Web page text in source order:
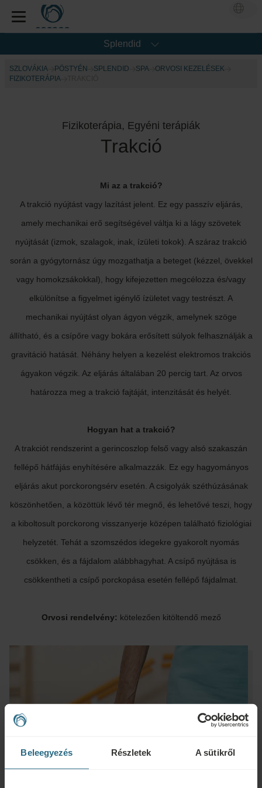
Beleegyezés Részletek A sütikről
Splendid
SZLOVÁKIA PÖSTYÉN SPLENDID SPA
ORVOSI KEZELÉSEK
FIZIKOTERÁPIA
Fizikoterápia, Egyéni terápiák
Trakció
Mi az a trakció?
A trakció nyújtást vagy lazítást jelent. Ez egy passzív eljárás,
amely mechanikai erő segítségével váltja ki a lágy szövetek
nyújtását (izmok, szalagok, inak, ízületi tokok). A száraz trakció
során a gyógytornász úgy mozgathatja a beteget (kézzel, övekkel
vagy homokzsákokkal), hogy kifejezetten megcélozza és/vagy
elkülönítse a figyelmet igénylő ízületet vagy testrészt. A
mechanikai nyújtást olyan ágyon végzik, amelynek szöge
állítható, és a csípőre vagy bokára erősített súlyok felhasználják a
gravitáció hatását. Néhány helyen a kezelést elektromos trakciós
ágyakon végzik. Az eljárás általában 20 percig tart. Az orvos
határozza meg a trakció fajtáját, intenzitását és helyét.
Hogyan hat a trakció?
A trakciót rendszerint a gerincoszlop felső vagy alsó szakaszán
fellépő hátfájás enyhítésére alkalmazzák. Ez egy hagyományos
eljárás akut porckorongsérv esetén. A csigolyák széthúzásának
köszönhetően, a közöttük lévő tér megnő, és lehetővé teszi, hogy
a kiboltosult porckorong visszanyerje középen található fiziológiai
helyzetét. Tehát a szomszédos idegekre gyakorolt nyomás
csökken, és a fájdalom alábbhagyhat. A csípő nyújtása is
csökkentheti a csípő porckopása esetén fellépő fájdalmat.
Orvosi rendelvény: kötelezően kitöltendő mező